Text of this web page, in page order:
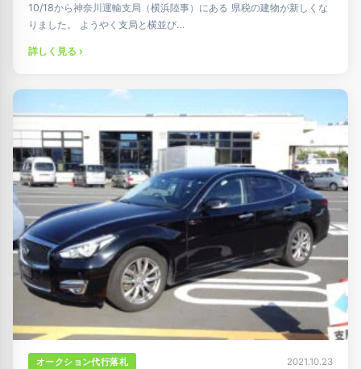
10/18から神奈川運輸支局（横浜陸事）にある 県税の建物が新しくな
りました。 ようやく支局と横並び…
詳しく見る ›
オークション代行落札 2021.10.23